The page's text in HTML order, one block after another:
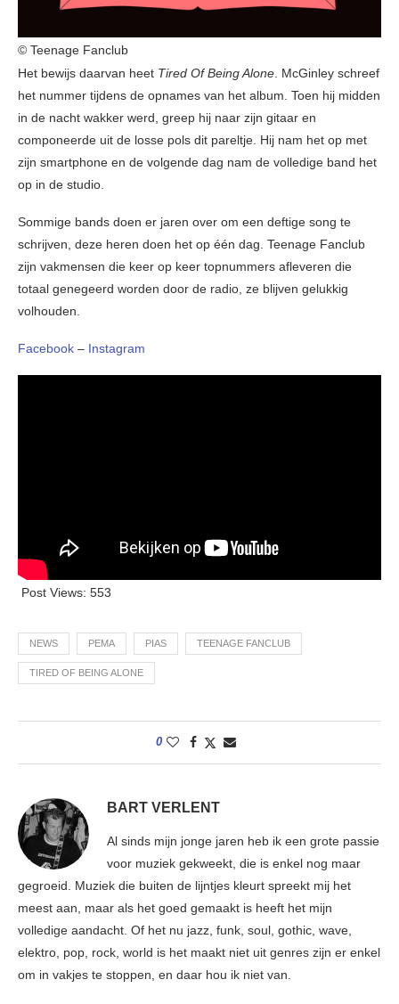
© Teenage Fanclub
Het bewijs daarvan heet Tired Of Being Alone. McGinley schreef
het nummer tijdens de opnames van het album. Toen hij midden
in de nacht wakker werd, greep hij naar zijn gitaar en
componeerde uit de losse pols dit pareltje. Hij nam het op met
zijn smartphone en de volgende dag nam de volledige band het
op in de studio.
Sommige bands doen er jaren over om een deftige song te
schrijven, deze heren doen het op één dag. Teenage Fanclub
zijn vakmensen die keer op keer topnummers afleveren die
totaal genegeerd worden door de radio, ze blijven gelukkig
volhouden.
Facebook – Instagram
Post Views: 553
NEWS PEMA PIAS TEENAGE FANCLUB
TIRED OF BEING ALONE
0
BART VERLENT
Al sinds mijn jonge jaren heb ik een grote passie
voor muziek gekweekt, die is enkel nog maar
gegroeid. Muziek die buiten de lijntjes kleurt spreekt mij het
meest aan, maar als het goed gemaakt is heeft het mijn
volledige aandacht. Of het nu jazz, funk, soul, gothic, wave,
elektro, pop, rock, world is het maakt niet uit genres zijn er enkel
om in vakjes te stoppen, en daar hou ik niet van.